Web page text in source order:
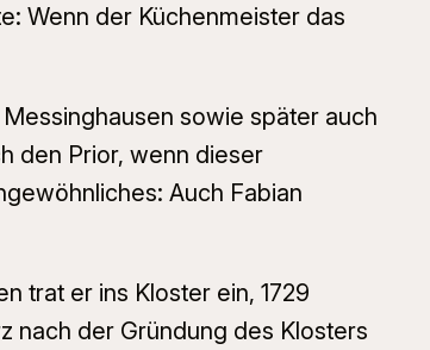
Wenn der Küchenmeister das
sowie später auch
den Prior, wenn dieser
Auch Fabian
trat er ins Kloster ein, 1729
nach der Gründung des Klosters